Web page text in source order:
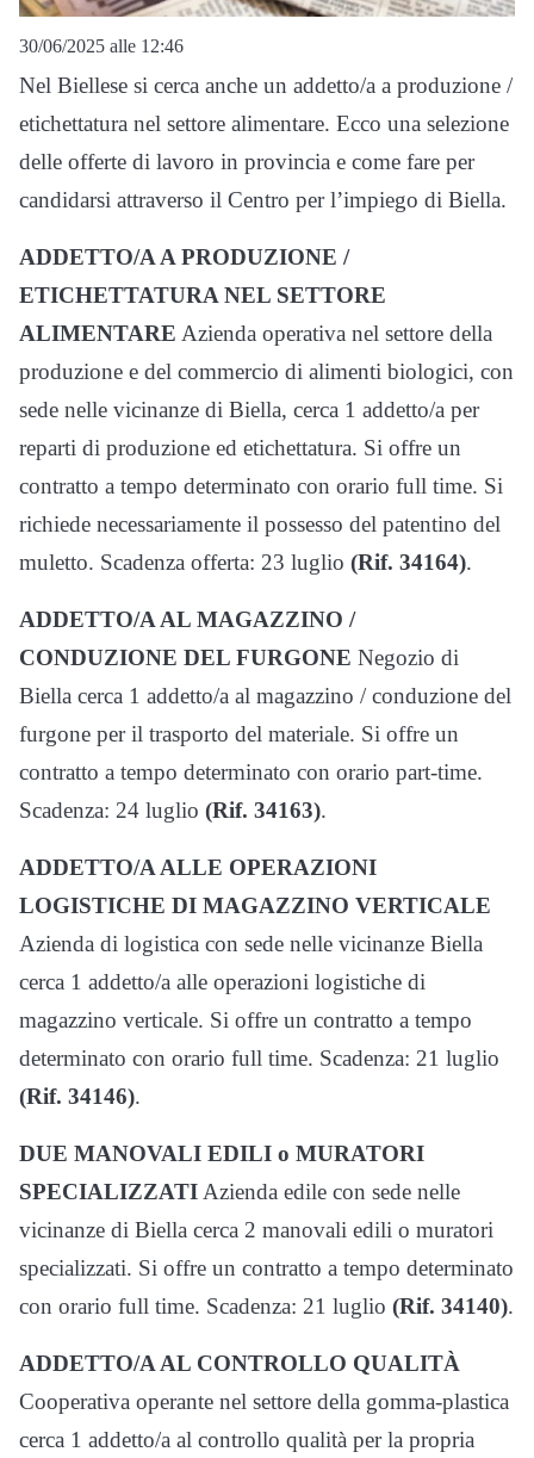
30/06/2025 alle 12:46
Nel Biellese si cerca anche un addetto/a a produzione /
etichettatura nel settore alimentare. Ecco una selezione
delle offerte di lavoro in provincia e come fare per
candidarsi attraverso il Centro per l’impiego di Biella.
ADDETTO/A A PRODUZIONE /
ETICHETTATURA NEL SETTORE
ALIMENTARE Azienda operativa nel settore della
produzione e del commercio di alimenti biologici, con
sede nelle vicinanze di Biella, cerca 1 addetto/a per
reparti di produzione ed etichettatura. Si offre un
contratto a tempo determinato con orario full time. Si
richiede necessariamente il possesso del patentino del
muletto. Scadenza offerta: 23 luglio (Rif. 34164).
ADDETTO/A AL MAGAZZINO /
CONDUZIONE DEL FURGONE Negozio di
Biella cerca 1 addetto/a al magazzino / conduzione del
furgone per il trasporto del materiale. Si offre un
contratto a tempo determinato con orario part-time.
Scadenza: 24 luglio (Rif. 34163).
ADDETTO/A ALLE OPERAZIONI
LOGISTICHE DI MAGAZZINO VERTICALE
Azienda di logistica con sede nelle vicinanze Biella
cerca 1 addetto/a alle operazioni logistiche di
magazzino verticale. Si offre un contratto a tempo
determinato con orario full time. Scadenza: 21 luglio
(Rif. 34146).
DUE MANOVALI EDILI o MURATORI
SPECIALIZZATIAzienda edile con sede nelle
vicinanze di Biella cerca 2 manovali edili o muratori
specializzati. Si offre un contratto a tempo determinato
con orario full time. Scadenza: 21 luglio (Rif. 34140).
ADDETTO/A AL CONTROLLO QUALITÀ
Cooperativa operante nel settore della gomma-plastica
cerca 1 addetto/a al controllo qualità per la propria